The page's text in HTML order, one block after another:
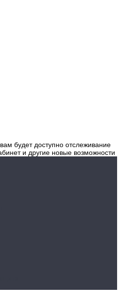
будет доступно отслеживание
и другие новые возможности